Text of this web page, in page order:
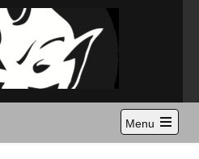
Twente –
Enschede
Menu
Open